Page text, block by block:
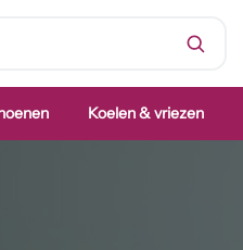
Koelen & vriezen